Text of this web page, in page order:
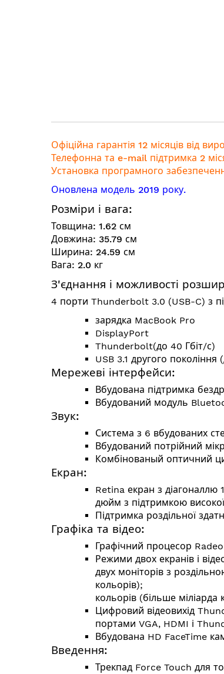
Офіційна гарантія 12 місяців від
Телефонна та e-mail підтримка 2
Установка програмного
Оновлена модель 2019 року.
Розміри і вага:
Товщина: 1.62 см
Довжина: 35.79 см
Ширина: 24.59 см
Вага: 2.0 кг
З'єднання і можливості
4 порти Thunderbolt 3.0 (USB-C) з
зарядка MacBook Pro
DisplayPort
Thunderbolt(до 40 Гбіт/с)
USB 3.1 другого покоління
Мережеві інтерфейси:
Вбудована підтримка
Вбудований модуль
Звук:
Система з 6 вбудованих
Вбудований потрійний
Комбінованый оптичний
Екран:
Retina екран з діагоналлю
дюйм з підтримкою
Підтримка роздільної
Графіка та відео:
Графічний процесор
Режими двох екранів і
двух моніторів з
кольорів); або до 4
кольорів (більше міліарда
Цифровий відеовихід
портами VGA, HDMI і
Вбудована HD FaceTime
Введення:
Трекпад Force Touch для